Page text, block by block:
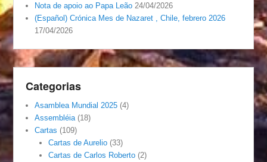
Nota de apoio ao Papa Leão 24/04/2026
(Español) Crónica Mes de Nazaret , Chile, febrero 2026
17/04/2026
Categorias
Asamblea Mundial 2025 (4)
Assembléia (18)
Cartas (109)
Cartas de Aurelio(33)
Cartas de Carlos Roberto(2)